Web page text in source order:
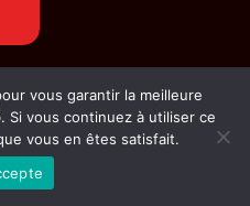
Tous droits réservés.
vous garantir la meilleure
vous continuez à utiliser ce
vous en êtes satisfait.